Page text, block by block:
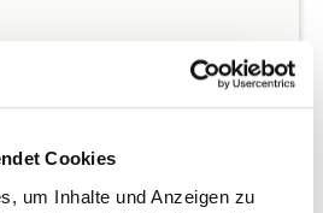
Cookies
um Inhalte und Anzeigen zu